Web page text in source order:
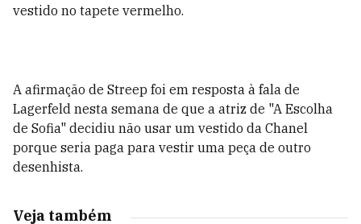
vestido no tapete vermelho.
A afirmação de Streep foi em resposta à fala de
Lagerfeld nesta semana de que a atriz de "A Escolha
de Sofia" decidiu não usar um vestido da Chanel
porque seria paga para vestir uma peça de outro
desenhista.
Veja também